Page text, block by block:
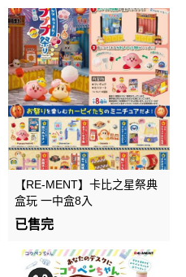
【RE-MENT】卡比之星祭典
盒玩 一中盒8入
已售完